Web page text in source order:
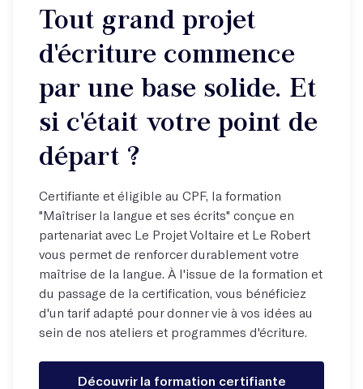
Tout grand projet
d'écriture commence
par une base solide. Et
si c'était votre point de
départ ?
Certifiante et éligible au CPF, la formation
"Maîtriser la langue et ses écrits" conçue en
partenariat avec Le Projet Voltaire et Le Robert
vous permet de renforcer durablement votre
maîtrise de la langue. À l'issue de la formation et
du passage de la certification, vous bénéficiez
d'un tarif adapté pour donner vie à vos idées au
sein de nos ateliers et programmes d'écriture.
Découvrir la formation certifiante